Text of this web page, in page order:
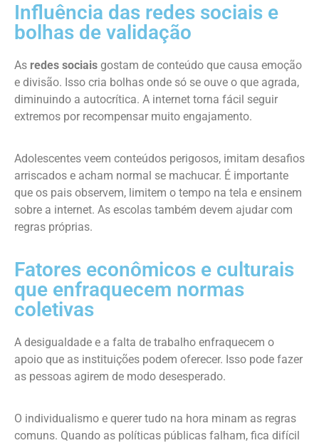
Influência das redes sociais e
bolhas de validação
As redes sociais gostam de conteúdo que causa emoção
e divisão. Isso cria bolhas onde só se ouve o que agrada,
diminuindo a autocrítica. A internet torna fácil seguir
extremos por recompensar muito engajamento.
Adolescentes veem conteúdos perigosos, imitam desafios
arriscados e acham normal se machucar. É importante
que os pais observem, limitem o tempo na tela e ensinem
sobre a internet. As escolas também devem ajudar com
regras próprias.
Fatores econômicos e culturais
que enfraquecem normas
coletivas
A desigualdade e a falta de trabalho enfraquecem o
apoio que as instituições podem oferecer. Isso pode fazer
as pessoas agirem de modo desesperado.
O individualismo e querer tudo na hora minam as regras
comuns. Quando as políticas públicas falham, fica difícil